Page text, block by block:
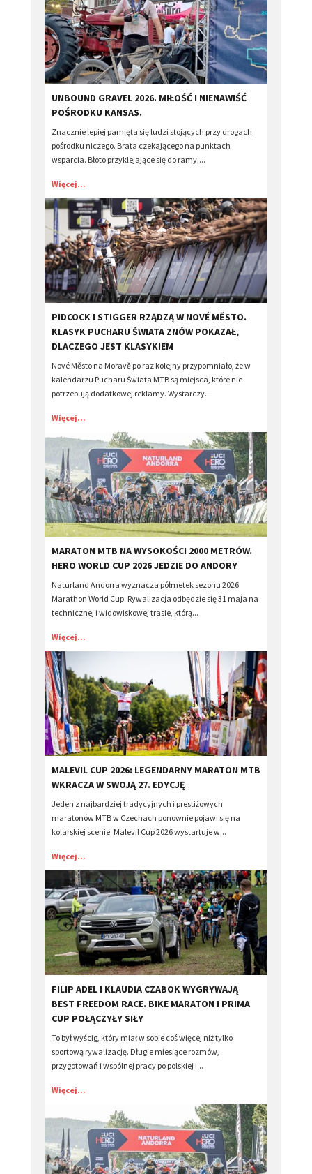
​UNBOUND GRAVEL 2026. MIŁOŚĆ I NIENAWIŚĆ
POŚRODKU KANSAS.
Znacznie lepiej pamięta się ludzi stojących przy drogach
pośrodku niczego. Brata czekającego na punktach
wsparcia. Błoto przyklejające się do ramy....
Więcej...
​PIDCOCK I STIGGER RZĄDZĄ W NOVÉ MĚSTO.
KLASYK PUCHARU ŚWIATA ZNÓW POKAZAŁ,
DLACZEGO JEST KLASYKIEM
Nové Město na Moravě po raz kolejny przypomniało, że w
kalendarzu Pucharu Świata MTB są miejsca, które nie
potrzebują dodatkowej reklamy. Wystarczy...
Więcej...
MARATON MTB NA WYSOKOŚCI 2000 METRÓW.
HERO WORLD CUP 2026 JEDZIE DO ANDORY
Naturland Andorra wyznacza półmetek sezonu 2026
Marathon World Cup. Rywalizacja odbędzie się 31 maja na
technicznej i widowiskowej trasie, którą...
Więcej...
​MALEVIL CUP 2026: LEGENDARNY MARATON MTB
WKRACZA W SWOJĄ 27. EDYCJĘ
Jeden z najbardziej tradycyjnych i prestiżowych
maratonów MTB w Czechach ponownie pojawi się na
kolarskiej scenie. Malevil Cup 2026 wystartuje w...
Więcej...
FILIP ADEL I KLAUDIA CZABOK WYGRYWAJĄ
BEST FREEDOM RACE. BIKE MARATON I PRIMA
CUP POŁĄCZYŁY SIŁY
To był wyścig, który miał w sobie coś więcej niż tylko
sportową rywalizację. Długie miesiące rozmów,
przygotowań i wspólnej pracy po polskiej i...
Więcej...